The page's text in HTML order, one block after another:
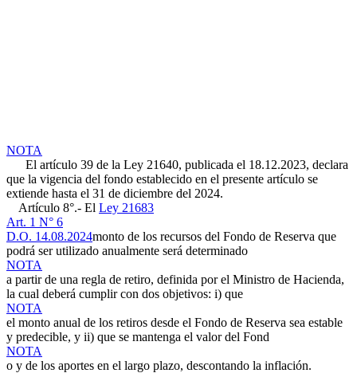
NOTA
El artículo 39 de la Ley 21640, publicada el 18.12.2023, declara
que la vigencia del fondo establecido en el presente artículo se
extiende hasta el 31 de diciembre del 2024.
Artículo 8°.- El Ley 21683
Art. 1 N° 6
D.O. 14.08.2024monto de los recursos del Fondo de Reserva que
podrá ser utilizado anualmente será determinado
NOTA
a partir de una regla de retiro, definida por el Ministro de Hacienda,
la cual deberá cumplir con dos objetivos: i) que
NOTA
el monto anual de los retiros desde el Fondo de Reserva sea estable
y predecible, y ii) que se mantenga el valor del Fond
NOTA
o y de los aportes en el largo plazo, descontando la inflación.